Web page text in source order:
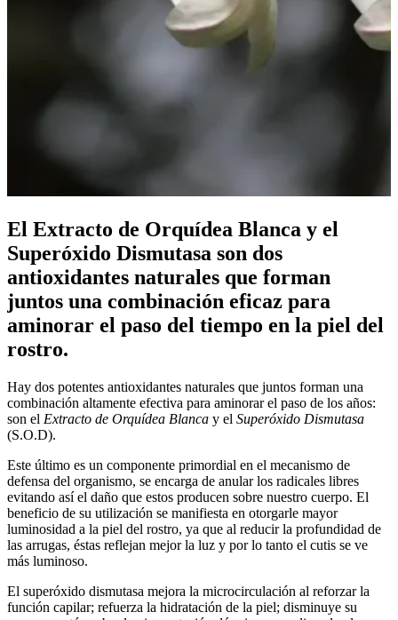
El Extracto de Orquídea Blanca y el
Superóxido Dismutasa son dos
antioxidantes naturales que forman
juntos una combinación eficaz para
aminorar el paso del tiempo en la piel del
rostro.
Hay dos potentes antioxidantes naturales que juntos forman una
combinación altamente efectiva para aminorar el paso de los años:
son el Extracto de Orquídea Blanca y el Superóxido Dismutasa
(S.O.D).
Este último es un componente primordial en el mecanismo de
defensa del organismo, se encarga de anular los radicales libres
evitando así el daño que estos producen sobre nuestro cuerpo. El
beneficio de su utilización se manifiesta en otorgarle mayor
luminosidad a la piel del rostro, ya que al reducir la profundidad de
las arrugas, éstas reflejan mejor la luz y por lo tanto el cutis se ve
más luminoso.
El superóxido dismutasa mejora la microcirculación al reforzar la
función capilar; refuerza la hidratación de la piel; disminuye su